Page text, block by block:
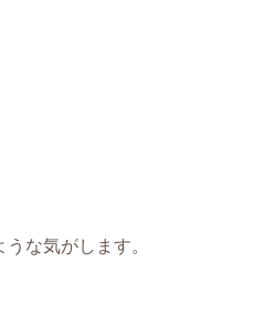
な気がします。